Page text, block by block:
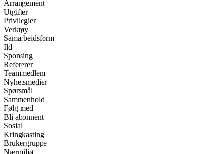
Arrangement
Utgifter
Privilegier
Verktøy
Samarbeidsform
Ild
Sponsing
Refererer
Teammedlem
Nyhetsmedier
Spørsmål
Sammenhold
Følg med
Bli abonnent
Sosial
Kringkasting
Brukergruppe
Nærmiljø